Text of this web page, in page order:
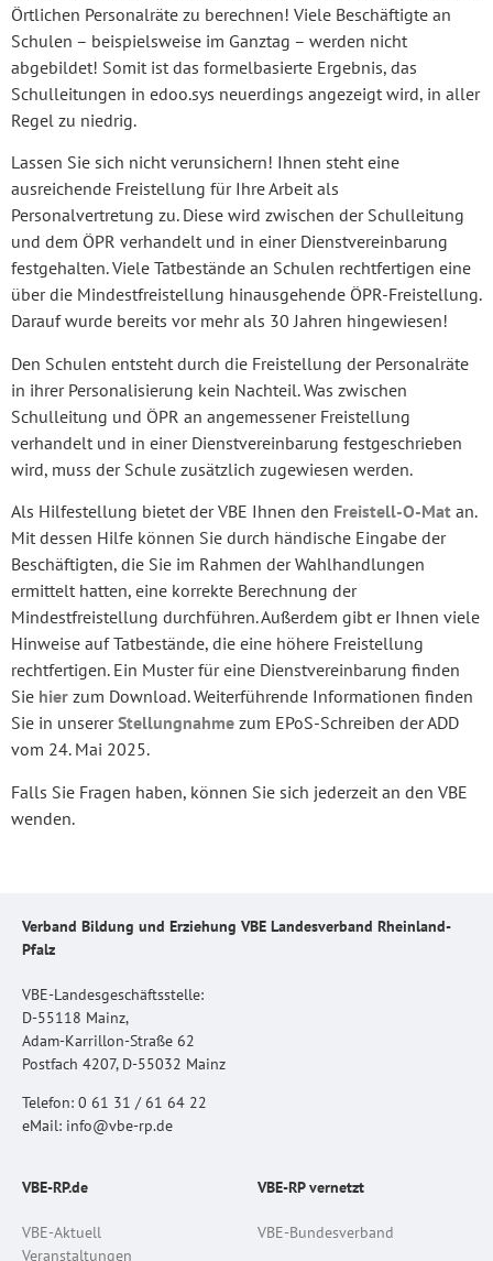
Örtlichen Personalräte zu berechnen! Viele Beschäftigte an
Schulen – beispielsweise im Ganztag – werden nicht
abgebildet! Somit ist das formelbasierte Ergebnis, das
Schulleitungen in edoo.sys neuerdings angezeigt wird, in aller
Regel zu niedrig.
Lassen Sie sich nicht verunsichern! Ihnen steht eine
ausreichende Freistellung für Ihre Arbeit als
Personalvertretung zu. Diese wird zwischen der Schulleitung
und dem ÖPR verhandelt und in einer Dienstvereinbarung
festgehalten. Viele Tatbestände an Schulen rechtfertigen eine
über die Mindestfreistellung hinausgehende ÖPR-Freistellung.
Darauf wurde bereits vor mehr als 30 Jahren hingewiesen!
Den Schulen entsteht durch die Freistellung der Personalräte
in ihrer Personalisierung kein Nachteil. Was zwischen
Schulleitung und ÖPR an angemessener Freistellung
verhandelt und in einer Dienstvereinbarung festgeschrieben
wird, muss der Schule zusätzlich zugewiesen werden.
Als Hilfestellung bietet der VBE Ihnen den Freistell-O-Mat an.
Mit dessen Hilfe können Sie durch händische Eingabe der
Beschäftigten, die Sie im Rahmen der Wahlhandlungen
ermittelt hatten, eine korrekte Berechnung der
Mindestfreistellung durchführen. Außerdem gibt er Ihnen viele
Hinweise auf Tatbestände, die eine höhere Freistellung
rechtfertigen. Ein Muster für eine Dienstvereinbarung finden
Sie hier zum Download. Weiterführende Informationen finden
Sie in unsererStellungnahme zum EPoS-Schreiben der ADD
vom 24. Mai 2025.
Falls Sie Fragen haben, können Sie sich jederzeit an den VBE
wenden.
Verband Bildung und Erziehung VBE Landesverband Rheinland-
Pfalz
VBE-Landesgeschäftsstelle:
D-55118 Mainz,
Adam-Karrillon-Straße 62
Postfach 4207, D-55032 Mainz
Telefon: 0 61 31 / 61 64 22
eMail: info@vbe-rp.de
VBE-RP.de
VBE-Aktuell
Veranstaltungen
VBE-RP vernetzt
VBE-Bundesverband